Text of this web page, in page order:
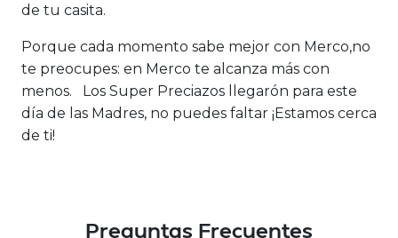
de tu casita.
Porque cada momento sabe mejor con Merco,no
te preocupes: en Merco te alcanza más con
menos. Los Super Preciazos llegarón para este
día de las Madres, no puedes faltar ¡Estamos cerca
de ti!
Preguntas Frecuentes